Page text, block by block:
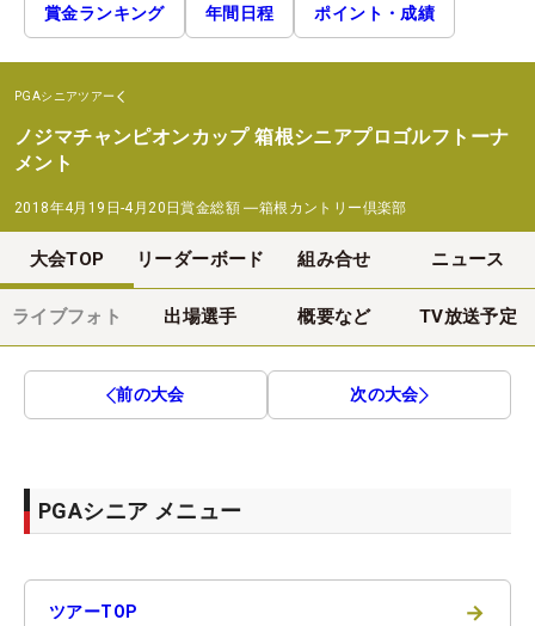
賞金ランキング 年間日程 ポイント・成績
PGAシニアツアー
ノジマチャンピオンカップ 箱根シニアプロゴルフトーナ
メント
2018年4月19日-4月20日賞金総額 ―箱根カントリー倶楽部
大会TOP リーダーボード 組み合せ ニュース
ライブフォト 出場選手 概要など TV放送予定
前の大会 次の大会
PGAシニア メニュー
ツアーTOP →